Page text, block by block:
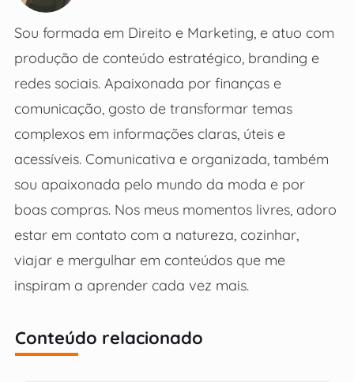
Sou formada em Direito e Marketing, e atuo com
produção de conteúdo estratégico, branding e
redes sociais. Apaixonada por finanças e
comunicação, gosto de transformar temas
complexos em informações claras, úteis e
acessíveis. Comunicativa e organizada, também
sou apaixonada pelo mundo da moda e por
boas compras. Nos meus momentos livres, adoro
estar em contato com a natureza, cozinhar,
viajar e mergulhar em conteúdos que me
inspiram a aprender cada vez mais.
Conteúdo relacionado